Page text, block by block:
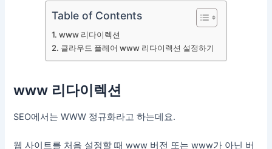
Table of Contents
www 리다이렉션
클라우드 플레어 www 리다이렉션 설정하기
www 리다이렉션
SEO에서는 WWW 정규화라고 하는데요.
웹 사이트를 처음 설정할 때 www 버전 또는 www가 아닌 버